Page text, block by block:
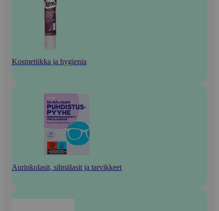
Kosmetiikka ja hygienia
Aurinkolasit, silmälasit ja tarvikkeet